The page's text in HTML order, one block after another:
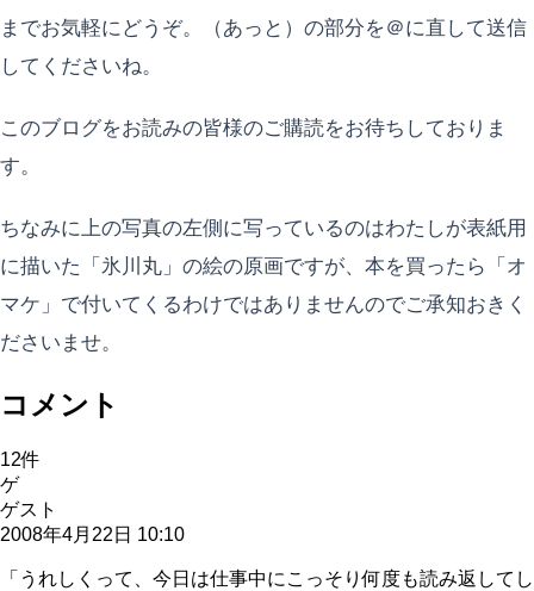
までお気軽にどうぞ。（あっと）の部分を＠に直して送信
してくださいね。
このブログをお読みの皆様のご購読をお待ちしておりま
す。
ちなみに上の写真の左側に写っているのはわたしが表紙用
に描いた「氷川丸」の絵の原画ですが、本を買ったら「オ
マケ」で付いてくるわけではありませんのでご承知おきく
ださいませ。
コメント
12件
ゲ
ゲスト
2008年4月22日 10:10
「うれしくって、今日は仕事中にこっそり何度も読み返してし